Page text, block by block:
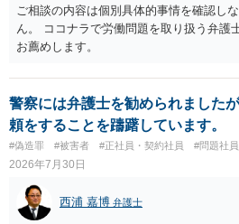
ら控除（損益相殺）されますが、それを
は、第三者から支払ってもらうことにな
要になると思います（良い会社でしたら
の弁護士にご相談ください。 以上、ご参
ご相談の内容は個別具体的事情を確認し
ん。 ココナラで労働問題を取り扱う弁護
お薦めします。
警察には弁護士を勧められました
頼をすることを躊躇しています。
#偽造罪 #被害者 #正社員・契約社員 #問題社
2026年7月30日
西浦 嘉博 弁護士